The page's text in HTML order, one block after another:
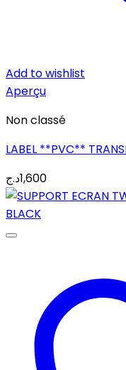
Add to wishlist
Aperçu
Non classé
LABEL **PVC**
1,600د.ج